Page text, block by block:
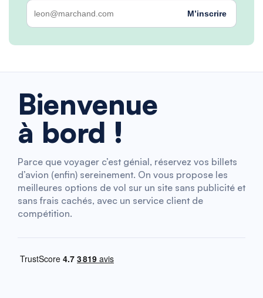
M’inscrire
Bienvenue
à bord !
Parce que voyager c’est génial, réservez vos billets
d’avion (enfin) sereinement. On vous propose les
meilleures options de vol sur un site sans publicité et
sans frais cachés, avec un service client de
compétition.